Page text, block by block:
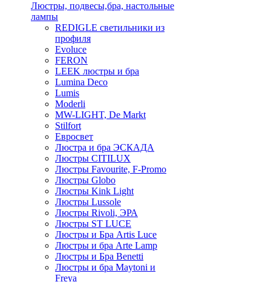
Люстры, подвесы,бра, настольные
лампы
REDIGLE светильники из
профиля
Evoluce
FERON
LEEK люстры и бра
Lumina Deco
Lumis
Moderli
MW-LIGHT, De Markt
Stilfort
Евросвет
Люстра и бра ЭСКАДА
Люстры CITILUX
Люстры Favourite, F-Promo
Люстры Globo
Люстры Kink Light
Люстры Lussole
Люстры Rivoli, ЭРА
Люстры ST LUCE
Люстры и Бра Artis Luce
Люстры и бра Arte Lamp
Люстры и Бра Benetti
Люстры и бра Maytoni и
Freya